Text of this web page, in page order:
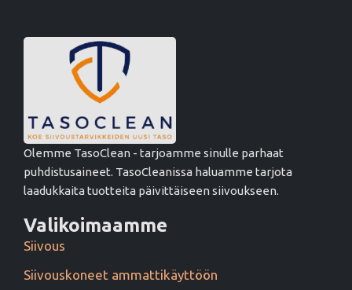
Olemme TasoClean - tarjoamme sinulle parhaat
puhdistusaineet. TasoCleanissa haluamme tarjota
laadukkaita tuotteita päivittäiseen siivoukseen.
Valikoimaamme
Siivous
Siivouskoneet ammattikäyttöön